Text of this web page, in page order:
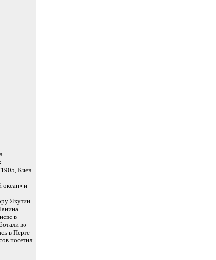
Киев
океан» и
Якутии
в
во
в Перте
посетил